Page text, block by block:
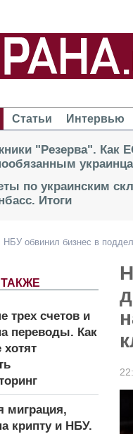
Статьи Интервью
"Резерва". Как
по украинским
Итоги
НБУ обвинил бизнес в
трех счетов и
переводы. Как
хотят
миграция,
крипту и НБУ.